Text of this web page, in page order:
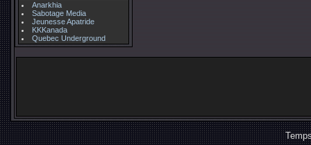
Anarkhia
Sabotage Media
Jeunesse Apatride
KKKanada
Quebec Underground